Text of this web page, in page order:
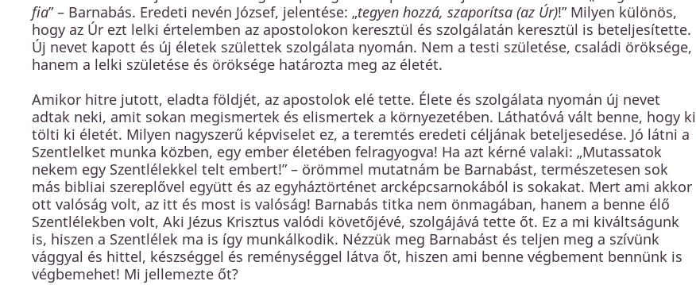
fia” – Barnabás. Eredeti nevén József, jelentése: „tegyen hozzá, szaporítsa (az Úr)!” Milyen különös,
hogy az Úr ezt lelki értelemben az apostolokon keresztül és szolgálatán keresztül is beteljesítette.
Új nevet kapott és új életek születtek szolgálata nyomán. Nem a testi születése, családi öröksége,
hanem a lelki születése és öröksége határozta meg az életét.
Amikor hitre jutott, eladta földjét, az apostolok elé tette. Élete és szolgálata nyomán új nevet
adtak neki, amit sokan megismertek és elismertek a környezetében. Láthatóvá vált benne, hogy ki
tölti ki életét. Milyen nagyszerű képviselet ez, a teremtés eredeti céljának beteljesedése. Jó látni a
Szentlelket munka közben, egy ember életében felragyogva! Ha azt kérné valaki: „Mutassatok
nekem egy Szentlélekkel telt embert!” – örömmel mutatnám be Barnabást, természetesen sok
más bibliai szereplővel együtt és az egyháztörténet arcképcsarnokából is sokakat. Mert ami akkor
ott valóság volt, az itt és most is valóság! Barnabás titka nem önmagában, hanem a benne élő
Szentlélekben volt, Aki Jézus Krisztus valódi követőjévé, szolgájává tette őt. Ez a mi kiváltságunk
is, hiszen a Szentlélek ma is így munkálkodik. Nézzük meg Barnabást és teljen meg a szívünk
vággyal és hittel, készséggel és reménységgel látva őt, hiszen ami benne végbement bennünk is
végbemehet! Mi jellemezte őt?